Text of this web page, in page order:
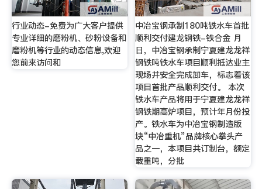
行业动态-免费为广大客户提供
专业详细的磨粉机、砂粉设备和
磨粉机等行业的动态信息,欢迎
您前来访问和
中冶宝钢承制180吨铁水车首批
顺利交付建龙钢铁-铁合金 月
日，中冶宝钢承制宁夏建龙龙祥
钢铁吨铁水车项目顺利抵达业主
现场并安全完成卸车，标志着该
项目首批产品顺利交付。 本次
铁水车产品将用于宁夏建龙龙祥
钢铁期高炉项目，预计年月份投
产。铁水车为中冶宝钢制造版
块“中冶重机”品牌核心拳头产
品之一，本项目共订制台，额定
载重吨，分批